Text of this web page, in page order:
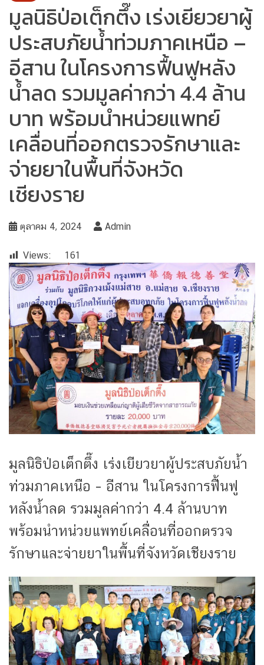
มูลนิธิป่อเต็กตึ๊ง เร่งเยียวยาผู้
ประสบภัยน้ำท่วมภาคเหนือ –
อีสาน ในโครงการฟื้นฟูหลัง
น้ำลด รวมมูลค่ากว่า 4.4 ล้าน
บาท พร้อมนำหน่วยแพทย์
เคลื่อนที่ออกตรวจรักษาและ
จ่ายยาในพื้นที่จังหวัด
เชียงราย
ตุลาคม 4, 2024 Admin
Views: 161
มูลนิธิป่อเต็กตึ๊ง เร่งเยียวยาผู้ประสบภัยน้ำ
ท่วมภาคเหนือ – อีสาน ในโครงการฟื้นฟู
หลังน้ำลด รวมมูลค่ากว่า 4.4 ล้านบาท
พร้อมนำหน่วยแพทย์เคลื่อนที่ออกตรวจ
รักษาและจ่ายยาในพื้นที่จังหวัดเชียงราย